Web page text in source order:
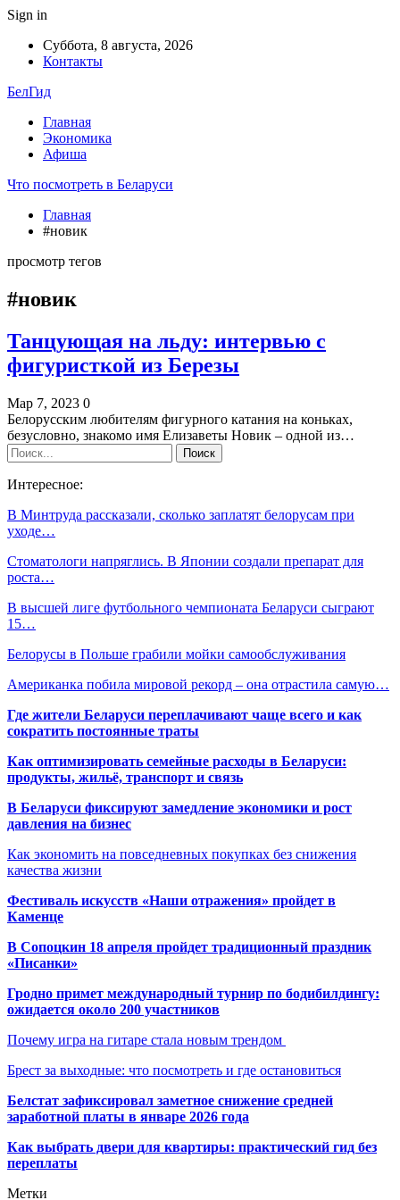
Sign in
Суббота, 8 августа, 2026
Контакты
БелГид
Главная
Экономика
Афиша
Что посмотреть в Беларуси
Главная
#новик
просмотр тегов
#новик
Танцующая на льду: интервью с
фигуристкой из Березы
Мар 7, 2023 0
Белорусским любителям фигурного катания на коньках,
безусловно, знакомо имя Елизаветы Новик – одной из…
Интересное:
В Минтруда рассказали, сколько заплатят белорусам при
уходе…
Стоматологи напряглись. В Японии создали препарат для
роста…
В высшей лиге футбольного чемпионата Беларуси сыграют
15…
Белорусы в Польше грабили мойки самообслуживания
Американка побила мировой рекорд – она отрастила самую…
Где жители Беларуси переплачивают чаще всего и как
сократить постоянные траты
Как оптимизировать семейные расходы в Беларуси:
продукты, жильё, транспорт и связь
В Беларуси фиксируют замедление экономики и рост
давления на бизнес
Как экономить на повседневных покупках без снижения
качества жизни
Фестиваль искусств «Наши отражения» пройдет в
Каменце
В Сопоцкин 18 апреля пройдет традиционный праздник
«Писанки»
Гродно примет международный турнир по бодибилдингу:
ожидается около 200 участников
Почему игра на гитаре стала новым трендом
Брест за выходные: что посмотреть и где остановиться
Белстат зафиксировал заметное снижение средней
заработной платы в январе 2026 года
Как выбрать двери для квартиры: практический гид без
переплаты
Метки